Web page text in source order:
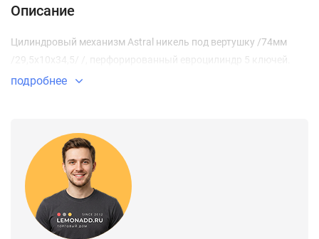
Описание
Цилиндровый механизм Astral никель под вертушку /74мм
/29,5х10х34,5/ /, перфорированный евроцилиндр 5 ключей.
подробнее